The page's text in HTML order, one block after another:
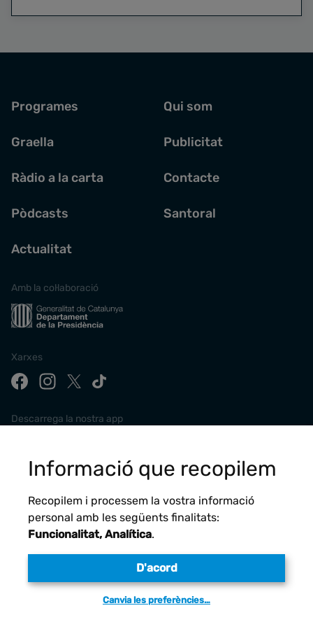
Programes
Graella
Ràdio a la carta
Pòdcasts
Actualitat
Qui som
Publicitat
Contacte
Santoral
Amb la col·laboració
Xarxes
Descarrega la nostra app
Avís legal
Informació que recopilem
Recopilem i processem la vostra informació
personal amb les següents finalitats:
Funcionalitat, Analítica.
D'acord
Canvia les preferències…